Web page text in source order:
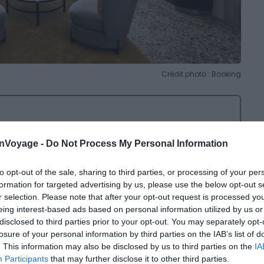
- Do Not Process My Personal Information
opt-out of the sale, sharing to third parties, or processing of your
for targeted advertising by us, please use the below opt-out
selection. Please note that after your opt-out request is processed
interest-based ads based on personal information utilized by us
to third parties prior to your opt-out. You may separately
of your personal information by third parties on the IAB’s list of
This information may also be disclosed by us to third parties on the
Participants that may further disclose it to other third parties.
Crédit photo : Booking
peints
Collection Hotel allie à la perfection histoire
Nani, il offre une immersion totale dans la riche
cet hôtel aurait sans aucun doute séduit un
se situe en pleinVenise, au bord duCanale di